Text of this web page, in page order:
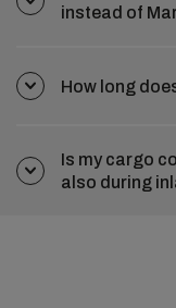
instead of
How long
Is my cargo
also during